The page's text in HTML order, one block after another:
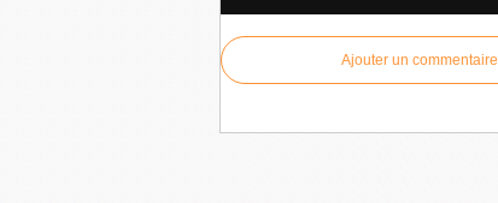
Ajouter un commentaire